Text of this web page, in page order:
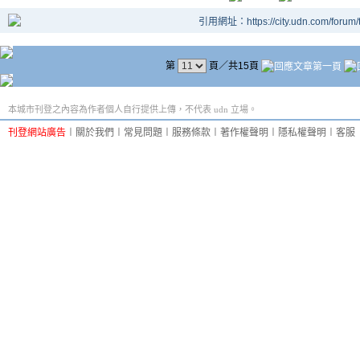
引用網址：https://city.udn.com/
第 頁／共15頁
本城市刊登之內容為作者個人自行提供上傳，不代表 udn 立場。
刊登網站廣告 關於我們 常見問題 服務條款 著作權聲明 隱私權聲明 客服